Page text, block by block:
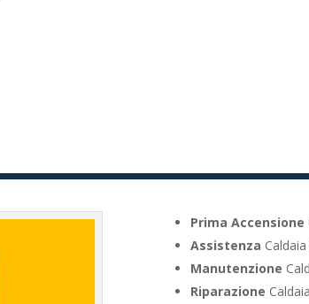
Prima Accensione
Assistenza
Manutenzione
Riparazione